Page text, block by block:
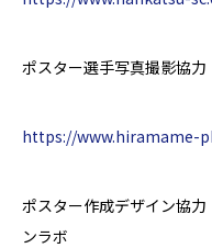
ポスター選手写真撮影協
https://www.hiramame-
ポスター作成デザイン協
ンラボ